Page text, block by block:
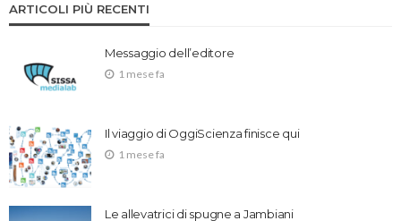
ARTICOLI PIÙ RECENTI
Messaggio dell’editore
1 mese fa
Il viaggio di OggiScienza finisce qui
1 mese fa
Le allevatrici di spugne a Jambiani